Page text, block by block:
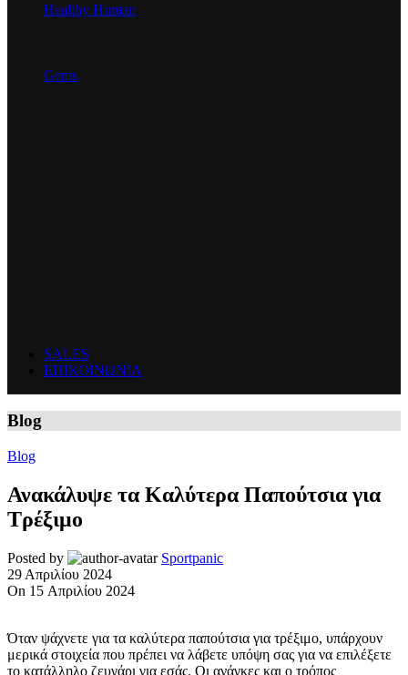
Healthy Human
Gems
SALES
ΕΠΙΚΟΙΝΩΝΙΑ
Blog
Blog
Ανακάλυψε τα Καλύτερα Παπούτσια για
Τρέξιμο
Posted by
Sportpanic
29 Απριλίου 2024
On 15 Απριλίου 2024
Όταν ψάχνετε για τα καλύτερα παπούτσια για τρέξιμο, υπάρχουν
μερικά στοιχεία που πρέπει να λάβετε υπόψη σας για να επιλέξετε
το κατάλληλο ζευγάρι για εσάς. Οι ανάγκες και ο τρόπος